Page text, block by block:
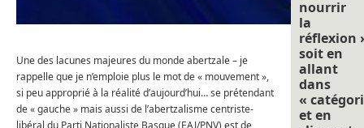
Une des lacunes majeures du monde abertzale – je
rappelle que je n’emploie plus le mot de « mouvement »,
si peu approprié à la réalité d’aujourd’hui… se prétendant
de « gauche » mais aussi de l’abertzalisme centriste-
nourrir
la
réflexion
soit en
allant
dans
«
et en